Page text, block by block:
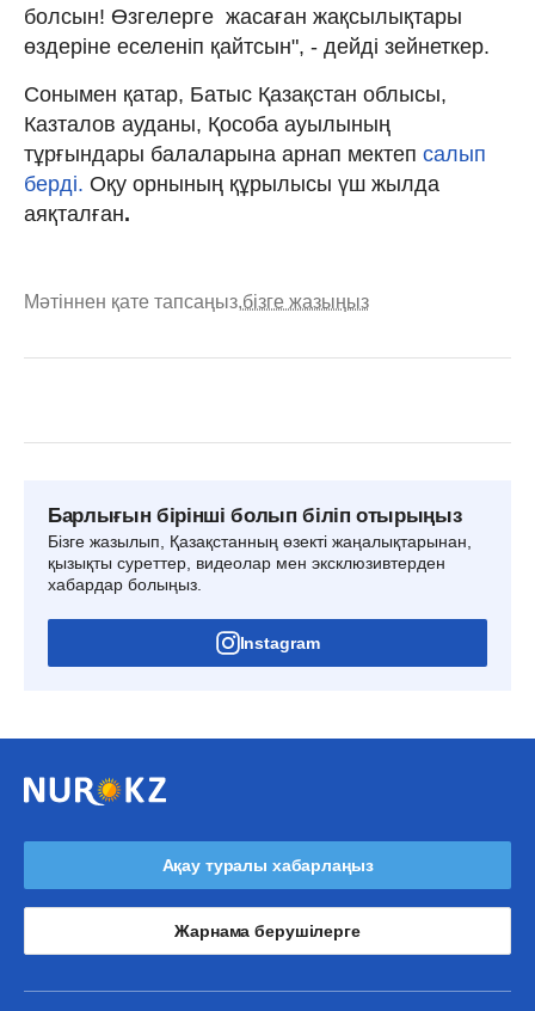
болсын! Өзгелерге жасаған жақсылықтары
өздеріне еселеніп қайтсын", - дейді зейнеткер.
Сонымен қатар, Батыс Қазақстан облысы,
Казталов ауданы, Қособа ауылының
тұрғындары балаларына арнап мектеп салып
берді. Оқу орнының құрылысы үш жылда
аяқталған.
Мәтіннен қате тапсаңыз,бізге жазыңыз
Барлығын бірінші болып біліп отырыңыз
Бізге жазылып, Қазақстанның өзекті жаңалықтарынан,
қызықты суреттер, видеолар мен эксклюзивтерден
хабардар болыңыз.
Instagram
Ақау туралы хабарлаңыз
Жарнама берушілерге